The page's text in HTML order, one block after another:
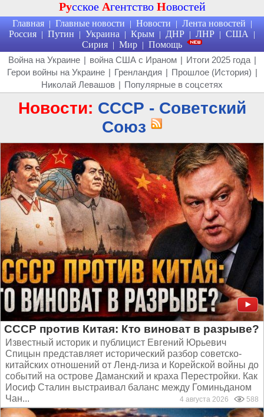
Русское Агентство Новостей
Главная | Главные новости | Новости | Лента новостей |
Россия | Путин | Украина | Крым | ДНР | ЛНР | США |
Сирия | Мир | Помощь
Война на Украине | война США с Ираном | Итоги 2025 года |
Герои войны на Украине | Гренландия | Прошлое (История) |
Николай Левашов | Популярные в соцсетях
Новости: СССР - Советский
Союз
СССР против Китая: Кто виноват в разрыве?
Известный историк и публицист Евгений Юрьевич
Спицын представляет исторический разбор советско-
китайских отношений от Ленд-лиза и Корейской войны до
событий на острове Даманский и краха Перестройки. Как
Иосиф Сталин выстраивал баланс между Гоминьданом
Чан...
4 августа 2026 588